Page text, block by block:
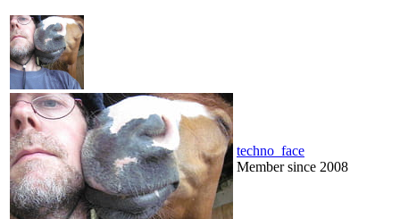
techno_face
Member since 2008